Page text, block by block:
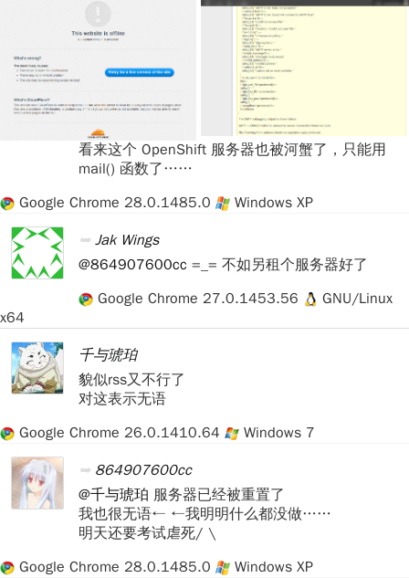
看来这个 OpenShift 服务器也被河蟹了，只能用
mail() 函数了……
Google Chrome 28.0.1485.0
Windows XP
Jak Wings
@864907600cc =_= 不如另租个服务器好了
Google Chrome 27.0.1453.56
GNU/Linux
x64
千与琥珀
貌似rss又不行了
对这表示无语
Google Chrome 26.0.1410.64
Windows 7
864907600cc
@千与琥珀 服务器已经被重置了
我也很无语← ←我明明什么都没做……
明天还要考试虐死/ \
Google Chrome 28.0.1485.0
Windows XP